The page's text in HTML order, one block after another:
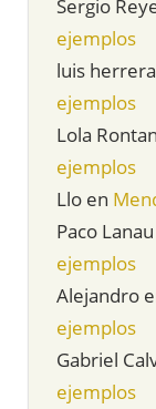
Sergio
ejemplos
luis herrera
ejemplos
Lola
ejemplos
Llo en
Paco Lanau
ejemplos
Alejandro
ejemplos
Gabriel
ejemplos